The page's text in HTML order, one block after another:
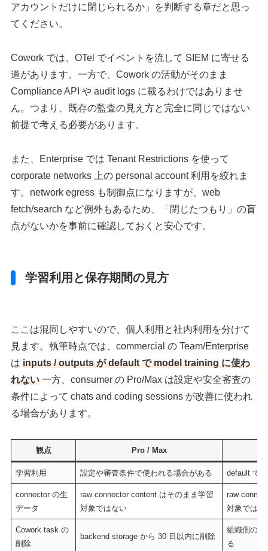
アカウントだけに閉じられるか」を判断する章だと思っ
てください。
Cowork では、OTel でイベントを流して SIEM に寄せる
道があります。一方で、Cowork の活動がそのまま
Compliance API や audit logs に載るわけではありませ
ん。つまり、既存の監査の見え方と完全に同じではない
前提で考える必要があります。
また、Enterprise では Tenant Restrictions を使って
corporate networks 上の personal account 利用を絞れま
す。network egress も制御点になりますが、web
fetch/search など例外もあるため、「閉じたつもり」の盲
点がないかを事前に確認しておくと安心です。
学習利用と保存期間の見方
ここは混同しやすいので、個人利用と社内利用を分けて
見ます。執筆時点では、commercial の Team/Enterprise
はinputs / outputs が default で model training に使わ
れない 一方、consumer の Pro/Max は設定や安全審査の
条件によって chats and coding sessions が改善に使われ
る場合があります。
観点 Pro / Max
学習利用 設定や審査条件で使われる場合がある default で
connector の生
データ
raw connector content はそのまま学習
対象ではない
raw
対象ではな
Cowork task の
削除
backend storage から 30 日以内に削除
組織側の
る